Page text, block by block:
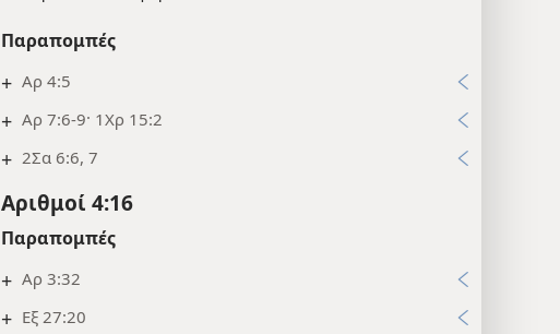
Παραπομπές
+ Αρ 4:5
+ Αρ 7:6-9· 1Χρ 15:2
+ 2Σα 6:6, 7
Αριθμοί 4:16
Παραπομπές
+ Αρ 3:32
+ Εξ 27:20